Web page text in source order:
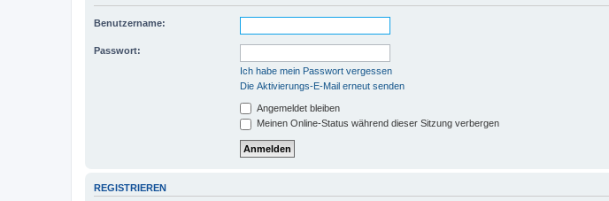
Benutzername:
Passwort:
Ich habe mein Passwort vergessen
Die Aktivierungs-E-Mail erneut senden
Angemeldet bleiben
Meinen Online-Status während dieser Sitzung verbergen
REGISTRIEREN